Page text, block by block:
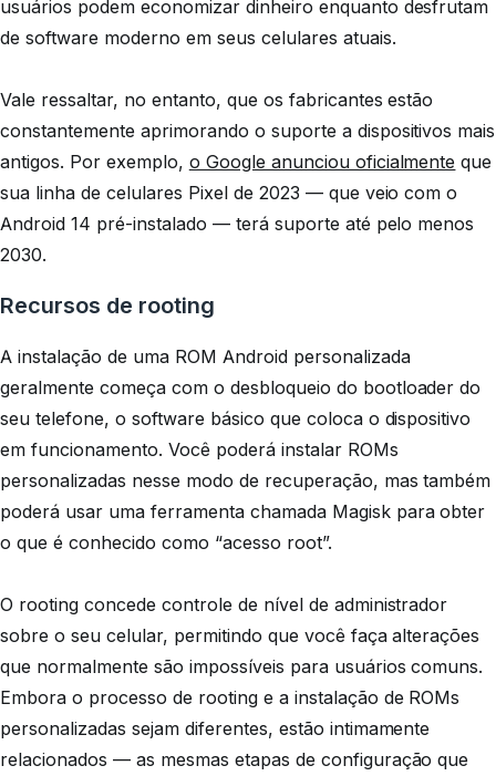
usuários podem economizar dinheiro enquanto desfrutam
de software moderno em seus celulares atuais.
Vale ressaltar, no entanto, que os fabricantes estão
constantemente aprimorando o suporte a dispositivos mais
antigos. Por exemplo, o Google anunciou oficialmente que
sua linha de celulares Pixel de 2023 — que veio com o
Android 14 pré-instalado — terá suporte até pelo menos
2030.
Recursos de rooting
A instalação de uma ROM Android personalizada
geralmente começa com o desbloqueio do bootloader do
seu telefone, o software básico que coloca o dispositivo
em funcionamento. Você poderá instalar ROMs
personalizadas nesse modo de recuperação, mas também
poderá usar uma ferramenta chamada Magisk para obter
o que é conhecido como “acesso root”.
O rooting concede controle de nível de administrador
sobre o seu celular, permitindo que você faça alterações
que normalmente são impossíveis para usuários comuns.
Embora o processo de rooting e a instalação de ROMs
personalizadas sejam diferentes, estão intimamente
relacionados — as mesmas etapas de configuração que